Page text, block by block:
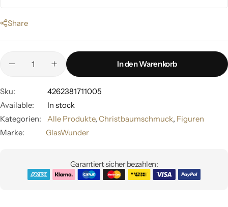
Share
In den Warenkorb
Sku:
4262381711005
Available:
In stock
Kategorien:
Alle Produkte, Christbaumschmuck, Figuren
Marke:
GlasWunder
Garantiert sicher bezahlen: